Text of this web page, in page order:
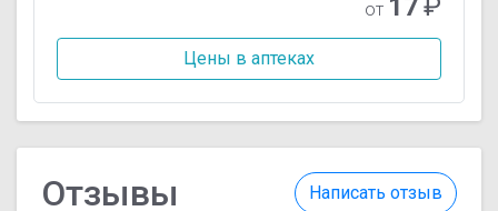
от 17₽
Цены в аптеках
Написать отзыв
Отзывы